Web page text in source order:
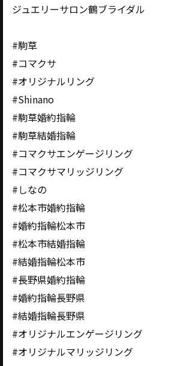
ジュエリーサロン鶴ブライダル
#駒草
#コマクサ
#オリジナルリング
#Shinano
#駒草婚約指輪
#駒草結婚指輪
#コマクサエンゲージリング
#コマクサマリッジリング
#しなの
#松本市婚約指輪
#婚約指輪松本市
#松本市結婚指輪
#結婚指輪松本市
#長野県婚約指輪
#婚約指輪長野県
#結婚指輪長野県
#オリジナルエンゲージリング
#オリジナルマリッジリング